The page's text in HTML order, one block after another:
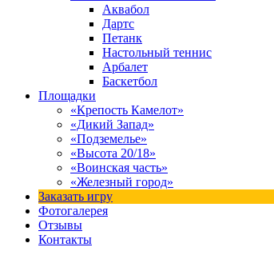
Аквабол
Дартс
Петанк
Настольный теннис
Арбалет
Баскетбол
Площадки
«Крепость Камелот»
«Дикий Запад»
«Подземелье»
«Высота 20/18»
«Воинская часть»
«Железный город»
Заказать игру
Фотогалерея
Отзывы
Контакты